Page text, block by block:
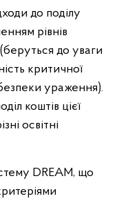
до поділу
рівнів
до уваги
критичної
ураження).
коштів цієї
освітні
DREAM, що